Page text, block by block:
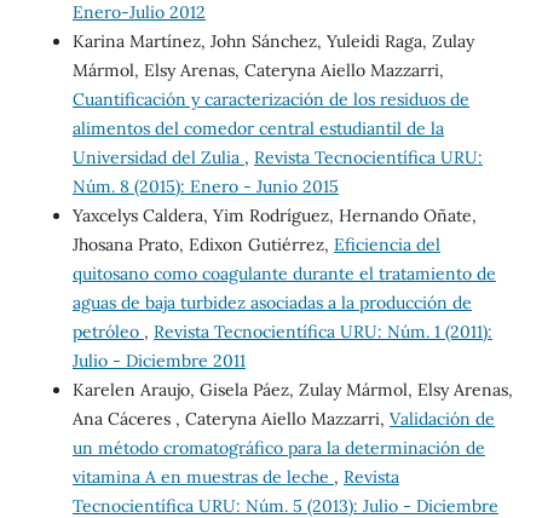
Enero-Julio 2012
Karina Martínez, John Sánchez, Yuleidi Raga, Zulay
Mármol, Elsy Arenas, Cateryna Aiello Mazzarri,
Cuantificación y caracterización de los residuos de
alimentos del comedor central estudiantil de la
Universidad del Zulia , Revista Tecnocientífica URU:
Núm. 8 (2015): Enero - Junio 2015
Yaxcelys Caldera, Yim Rodríguez, Hernando Oñate,
Jhosana Prato, Edixon Gutiérrez, Eficiencia del
quitosano como coagulante durante el tratamiento de
aguas de baja turbidez asociadas a la producción de
petróleo , Revista Tecnocientífica URU: Núm. 1 (2011):
Julio - Diciembre 2011
Karelen Araujo, Gisela Páez, Zulay Mármol, Elsy Arenas,
Ana Cáceres , Cateryna Aiello Mazzarri, Validación de
un método cromatográfico para la determinación de
vitamina A en muestras de leche , Revista
Tecnocientífica URU: Núm. 5 (2013): Julio - Diciembre